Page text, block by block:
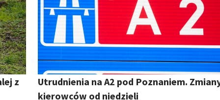
z
Utrudnienia na A2 pod Poznaniem.
kierowców od niedzieli